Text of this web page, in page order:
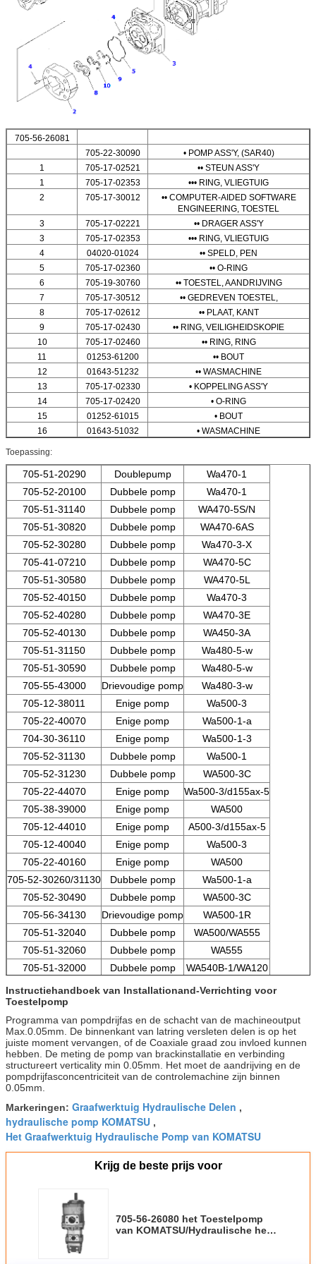
705-56-26081
705-22-30090
• POMP ASS'Y, (SAR40)
1
705-17-02521
•• STEUN ASS'Y
1
705-17-02353
••• RING, VLIEGTUIG
2
705-17-30012
•• COMPUTER-AIDED SOFTWARE
ENGINEERING, TOESTEL
3
705-17-02221
•• DRAGER ASS'Y
3
705-17-02353
••• RING, VLIEGTUIG
4
04020-01024
•• SPELD, PEN
5
705-17-02360
•• O-RING
6
705-19-30760
•• TOESTEL, AANDRIJVING
7
705-17-30512
•• GEDREVEN TOESTEL,
8
705-17-02612
•• PLAAT, KANT
9
705-17-02430
•• RING, VEILIGHEIDSKOPIE
10
705-17-02460
•• RING, RING
11
01253-61200
•• BOUT
12
01643-51232
•• WASMACHINE
13
705-17-02330
• KOPPELING ASS'Y
14
705-17-02420
• O-RING
15
01252-61015
• BOUT
16
01643-51032 • WASMACHINE
Toepassing:
705-51-20290 Doublepump
Wa470-1
705-52-20100
Dubbele pomp
Wa470-1
705-51-31140
Dubbele pomp
WA470-5S/N
705-51-30820
Dubbele pomp
WA470-6AS
705-52-30280
Dubbele pomp
Wa470-3-X
705-41-07210
Dubbele pomp
WA470-5C
705-51-30580
Dubbele pomp
WA470-5L
705-52-40150
Dubbele pomp
Wa470-3
705-52-40280
Dubbele pomp
WA470-3E
705-52-40130
Dubbele pomp
WA450-3A
705-51-31150
Dubbele pomp
Wa480-5-w
705-51-30590
Dubbele pomp
Wa480-5-w
705-55-43000
Drievoudige pomp
Wa480-3-w
705-12-38011
Enige pomp
Wa500-3
705-22-40070
Enige pomp
Wa500-1-a
704-30-36110
Enige pomp
Wa500-1-3
705-52-31130
Dubbele pomp
Wa500-1
705-52-31230
Dubbele pomp
WA500-3C
705-22-44070
Enige pomp
Wa500-3/d155ax-5
705-38-39000
Enige pomp
WA500
705-12-44010
Enige pomp
A500-3/d155ax-5
705-12-40040
Enige pomp
Wa500-3
705-22-40160
Enige pomp
WA500
705-52-30260/31130
Dubbele pomp
Wa500-1-a
705-52-30490
Dubbele pomp
WA500-3C
705-56-34130
Drievoudige pomp
WA500-1R
705-51-32040
Dubbele pomp
WA500/WA555
705-51-32060
Dubbele pomp
WA555
705-51-32000
Dubbele pomp
WA540B-1/WA120
Instructiehandboek van Installationand-Verrichting voor
Toestelpomp
Programma van pompdrijfas en de schacht van de machineoutput
Max.0.05mm. De binnenkant van latring versleten delen is op het
juiste moment vervangen, of de Coaxiale graad zou invloed kunnen
hebben. De meting de pomp van brackinstallatie en verbinding
structureert verticality min 0.05mm. Het moet de aandrijving en de
pompdrijfasconcentriciteit van de controlemachine zijn binnen
0.05mm.
Markeringen: Graafwerktuig Hydraulische Delen ,
hydraulische pomp KOMATSU ,
Het Graafwerktuig Hydraulische Pomp van KOMATSU
Krijg de beste prijs voor
705-56-26080 het Toestelpomp
van KOMATSU/Hydraulische het